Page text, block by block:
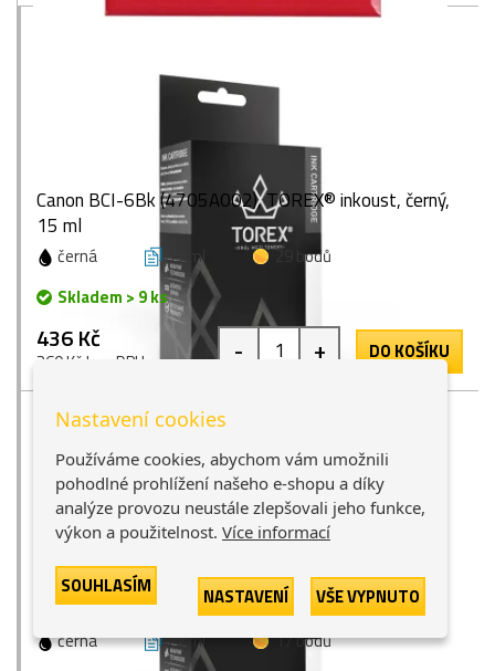
Canon BCI-6Bk (4705A002), TOREX® inkoust, černý,
15 ml
černá 15 ml
29 bodů
Skladem > 9 ks
436 Kč
360 Kč bez DPH - + DO KOŠÍKU
Canon PGI-520Bk (2932B001), TOREX® inkoust,
černý, 20 ml
černá 20 ml
17 bodů
Nastavení cookies
Používáme cookies, abychom vám umožnili
pohodlné prohlížení našeho e-shopu a díky
analýze provozu neustále zlepšovali jeho funkce,
výkon a použitelnost. Více informací
SOUHLASÍM NASTAVENÍ VŠE VYPNUTO